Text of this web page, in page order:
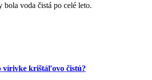
bola voda čistá po celé leto.
krištáľovo čistú?